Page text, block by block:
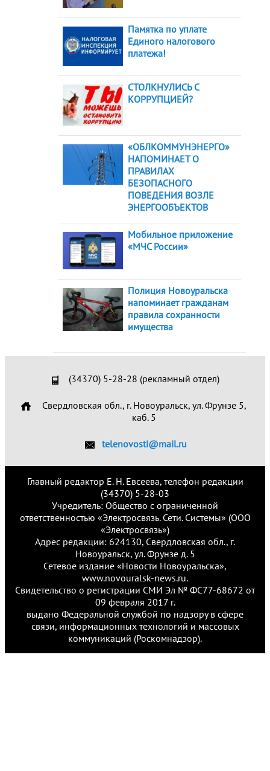
Памятка по уплате
Единого налогового
платежа!
СТОЛКНУЛИСЬ С
КОРРУПЦИЕЙ?
«ОБЛКОММУНЭНЕРГО»
НАПОМИНАЕТ О
ПРАВИЛАХ
БЕЗОПАСНОГО
ПОВЕДЕНИЯ ВОЗЛЕ
ЭНЕРГООБЪЕКТОВ
Мобильное приложение
«МЧС России»
Полиция Новоуральска
напоминает гражданам
правила сохранности
имущества
(34370) 5-28-28 (рекламный отдел)
Свердловская обл., г. Новоуральск, ул. Фрунзе 5,
каб. 5
telenovosti@mail.ru
Главный редактор Е. Н. Евсеева, телефон редакции
(34370) 5-28-03
Учредитель: Общество с ограниченной
ответственностью «Электросвязь. Сети. Системы» (ООО
«Электросвязь»)
Адрес редакции: 624130, Свердловская обл., г.
Новоуральск, ул. Фрунзе д. 5
Сетевое издание «Новости Новоуральска»,
www.novouralsk-news.ru.
Свидетельство о регистрации СМИ Эл № ФС77-68672 от
09 февраля 2017 г.
выдано Федеральной службой по надзору в сфере
связи, информационных технологий и массовых
коммуникаций (Роскомнадзор).